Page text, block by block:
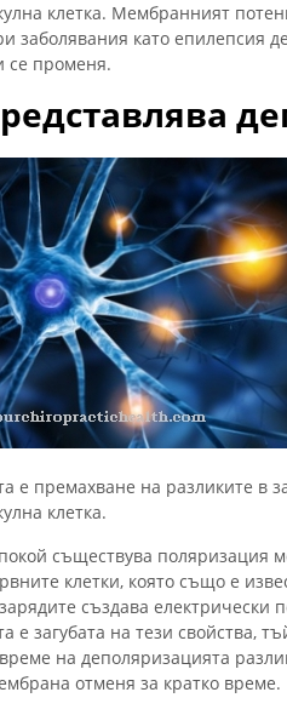
клетка. Мембранният
заболявания като епилепсия
се променя.
е премахване на разликите в
клетка.
съществува поляризация
клетки, която също е
създава
е загубата на тези свойства,
на деполяризацията
отменя за кратко време.